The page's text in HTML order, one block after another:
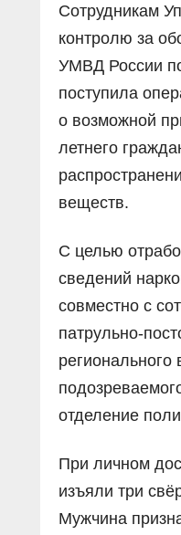
Сотрудникам
контролю за
УМВД России
поступила
о возможной
летнего
веществ.
С целью
сведений
совместно с
патрульно-
отделение
При личном
изъяли три
Мужчина